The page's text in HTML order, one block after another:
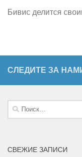
Бивис делится
СЛЕДИТЕ ЗА
Найти:
СВЕЖИЕ ЗАПИСИ